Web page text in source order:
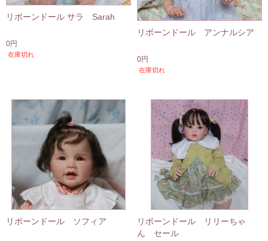
リボーンドール サラ Sarah
0円
在庫切れ
リボーンドール アンナルシア
0円
在庫切れ
リボーンドール ソフィア
リボーンドール リリーちゃ
ん セール